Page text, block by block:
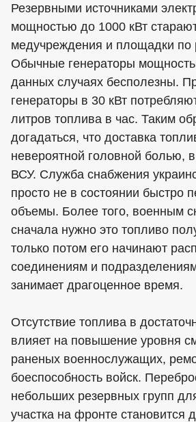
Резервными источниками
мощностью до 1000 кВт
медучреждения и площадки по
Обычные генераторы
данных случаях бесполезны.
генераторы в 30 кВт
литров топлива в час. Таким
догадаться, что доставка
невероятной головной болью,
ВСУ. Служба снабжения
просто не в состоянии быстро
объемы. Более того, военным
сначала нужно это топливо
только потом его начинают
соединениям и
занимает драгоценное время.
Отсутствие топлива в
влияет на повышение уровня
раненых военнослужащих,
боеспособность войск.
небольших резервных групп
участка на фронте становится